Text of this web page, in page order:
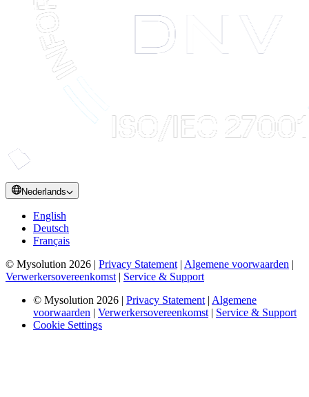
Nederlands
English
Deutsch
Français
© Mysolution 2026 | Privacy Statement | Algemene voorwaarden |
Verwerkersovereenkomst | Service & Support
© Mysolution 2026 | Privacy Statement | Algemene
voorwaarden | Verwerkersovereenkomst | Service & Support
Cookie Settings